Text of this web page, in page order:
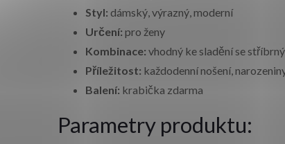
Styl: dámský, výrazný, moderní
Určení: pro ženy
Kombinace: vhodný ke sladění se
Příležitost: každodenní nošení,
Balení: krabička zdarma
Parametry produktu: